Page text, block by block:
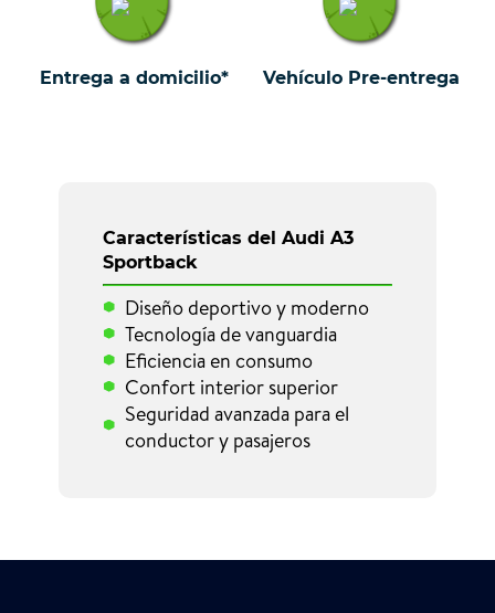
Entrega a domicilio* Vehículo Pre-entrega
Características del Audi A3
Sportback
Diseño deportivo y moderno
Tecnología de vanguardia
Eficiencia en consumo
Confort interior superior
Seguridad avanzada para el
conductor y pasajeros